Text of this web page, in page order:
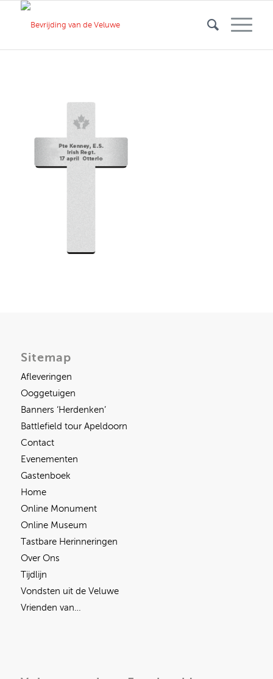
Sitemap
Afleveringen
Ooggetuigen
Banners ‘Herdenken’
Battlefield tour Apeldoorn
Contact
Evenementen
Gastenboek
Home
Online Monument
Online Museum
Tastbare Herinneringen
Over Ons
Tijdlijn
Vondsten uit de Veluwe
Vrienden van…